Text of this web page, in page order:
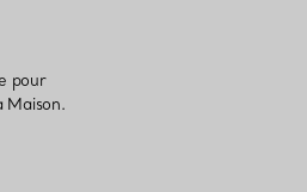
pour
Maison.